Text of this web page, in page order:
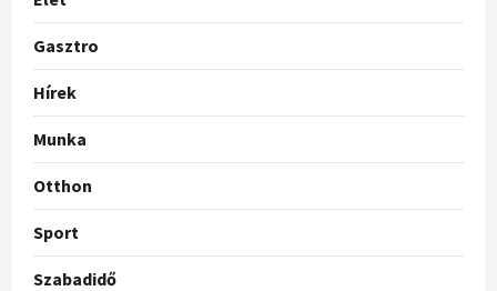
Gasztro
Hírek
Munka
Otthon
Sport
Szabadidő